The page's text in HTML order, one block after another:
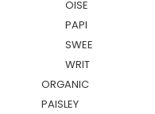
OISE
PAPI
SWEE
WRIT
ORGANIC
PAISLEY